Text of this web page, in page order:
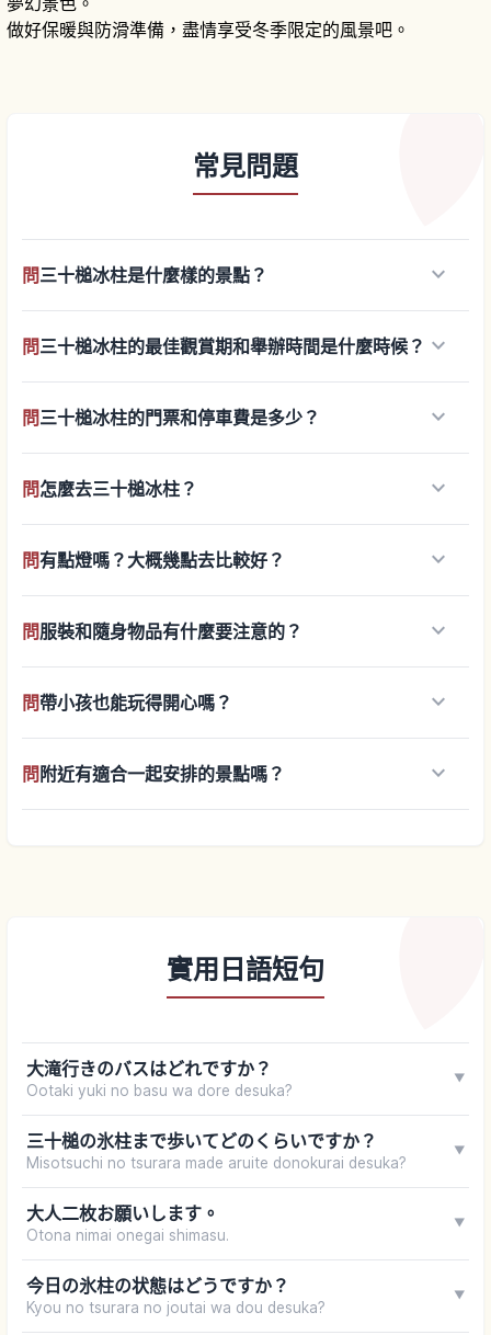
做好保暖與防滑準備，盡情享受冬季限定的風景吧。
常見問題
問三十槌冰柱是什麼樣的景點？ keyboard_arrow_down
問三十槌冰柱的最佳觀賞期和舉辦時間是什麼時候？ keyboard_arrow_down
問三十槌冰柱的門票和停車費是多少？ keyboard_arrow_down
問怎麼去三十槌冰柱？ keyboard_arrow_down
問有點燈嗎？大概幾點去比較好？ keyboard_arrow_down
問服裝和隨身物品有什麼要注意的？ keyboard_arrow_down
問帶小孩也能玩得開心嗎？ keyboard_arrow_down
問附近有適合一起安排的景點嗎？ keyboard_arrow_down
實用日語短句
大滝行きのバスはどれですか？
Ootaki yuki no basu wa dore desuka?
▼
三十槌の氷柱まで歩いてどのくらいですか？
Misotsuchi no tsurara made aruite donokurai desuka?
▼
大人二枚お願いします。
Otona nimai onegai shimasu.
▼
今日の氷柱の状態はどうですか？
Kyou no tsurara no joutai wa dou desuka?
▼